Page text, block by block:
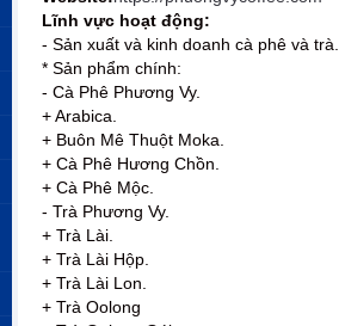
Lĩnh vực hoạt động:
- Sản xuất và kinh doanh cà phê và trà.
* Sản phẩm chính:
- Cà Phê Phương Vy.
+ Arabica.
+ Buôn Mê Thuột Moka.
+ Cà Phê Hương Chồn.
+ Cà Phê Mộc.
- Trà Phương Vy.
+ Trà Lài.
+ Trà Lài Hộp.
+ Trà Lài Lon.
+ Trà Oolong